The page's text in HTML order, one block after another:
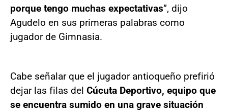
porque tengo muchas expectativas”, dijo
Agudelo en sus primeras palabras como
jugador de Gimnasia.
Cabe señalar que el jugador antioqueño prefirió
dejar las filas del Cúcuta Deportivo, equipo que
se encuentra sumido en una grave situación